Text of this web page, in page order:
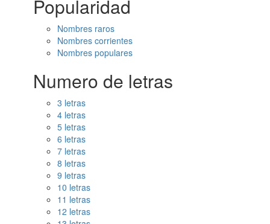
Popularidad
Nombres raros
Nombres corrientes
Nombres populares
Numero de letras
3 letras
4 letras
5 letras
6 letras
7 letras
8 letras
9 letras
10 letras
11 letras
12 letras